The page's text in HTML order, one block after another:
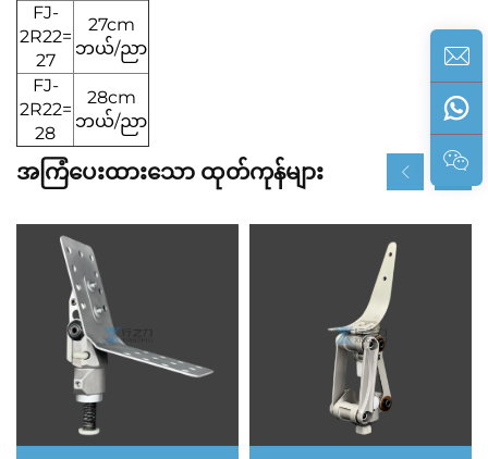
FJ-
2R22=
27
27cm
ဘယ်/ညာ
FJ-
2R22=
28
28cm
ဘယ်/ညာ
အကြံပေးထားသော ထုတ်ကုန်များ